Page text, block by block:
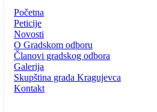
Početna
Peticije
Novosti
O Gradskom odboru
Članovi gradskog odbora
Galerija
Skupština grada Kragujevca
Kontakt